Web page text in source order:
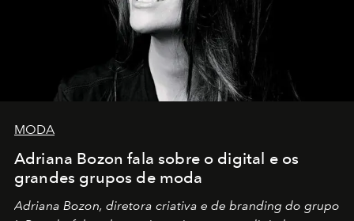
MODA
Adriana Bozon fala sobre o digital e os
grandes grupos de moda
Adriana Bozon, diretora criativa e de branding do grupo